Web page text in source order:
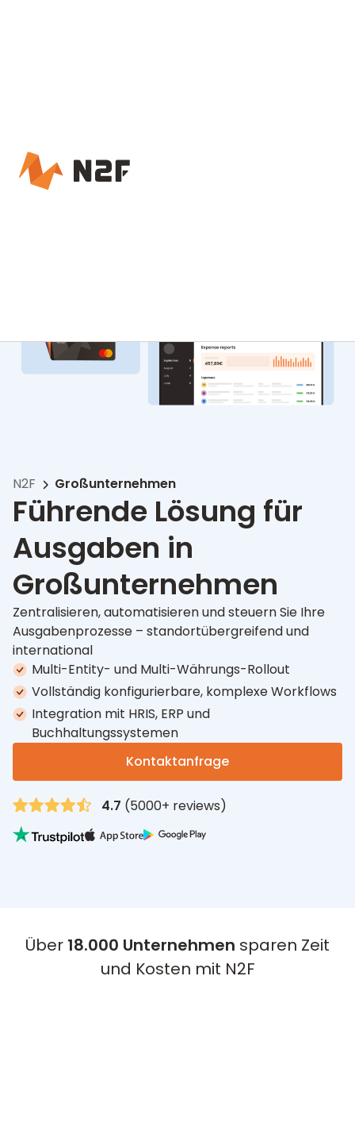
N2F Großunternehmen
Führende Lösung für
Ausgaben in
Großunternehmen
Zentralisieren, automatisieren und steuern Sie Ihre
Ausgabenprozesse – standortübergreifend und
international
Multi-Entity- und Multi-Währungs-Rollout
Vollständig konfigurierbare, komplexe Workflows
Integration mit HRIS, ERP und
Buchhaltungssystemen
Kontaktanfrage
4.7 (5000+ reviews)
Über 18.000 Unternehmen sparen Zeit
und Kosten mit N2F